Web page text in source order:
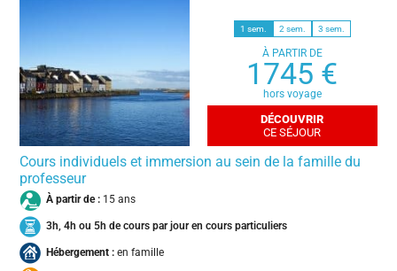
1 sem. 2 sem. 3 sem.
À PARTIR DE
1745 €
hors voyage
DÉCOUVRIR
CE SÉJOUR
Cours individuels et immersion au sein de la famille du
professeur
À partir de : 15 ans
3h, 4h ou 5h de cours par jour en cours particuliers
Hébergement :en famille